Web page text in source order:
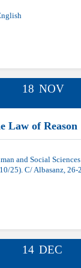
18 NOV
Law of Reason
and Social
25). C/ Albasanz, 26-
14 DEC